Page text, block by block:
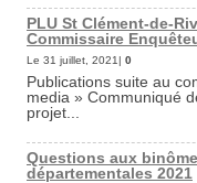
PLU St Clément-de-
Commissaire
Le 31 juillet, 2021| 0
Publications suite au
media » Communiqué
projet...
Questions aux
départementales 2021